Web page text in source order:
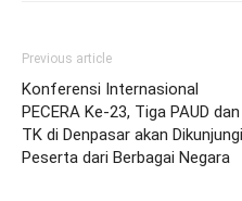
Previous article
Konferensi Internasional
PECERA Ke-23, Tiga PAUD dan
TK di Denpasar akan Dikunjungi
Peserta dari Berbagai Negara